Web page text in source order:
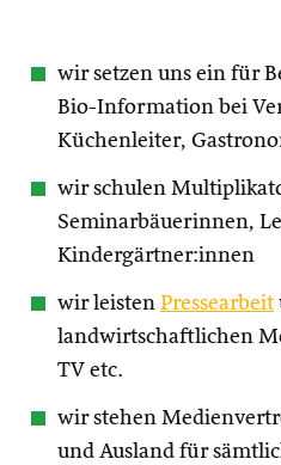
wir setzen uns ein für
Bio-Information bei
Küchenleiter,
wir schulen
Seminarbäuerinnen,
Kindergärtner:innen
wir leisten Pressearbeit
landwirtschaftlichen
TV etc.
wir stehen
und Ausland für